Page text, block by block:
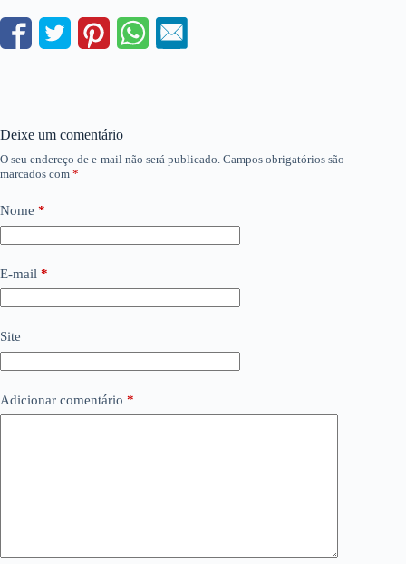
Deixe um comentário
O seu endereço de e-mail não será publicado. Campos obrigatórios são
marcados com *
Nome *
E-mail *
Site
Adicionar comentário *